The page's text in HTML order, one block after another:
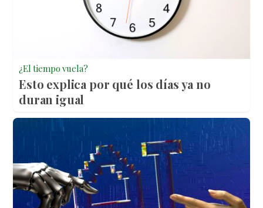
¿El tiempo vuela?
Esto explica por qué los días ya no
duran igual